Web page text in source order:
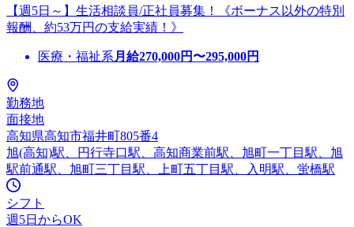
【週5日～】生活相談員/正社員募集！《ボーナス以外の特別
報酬、約53万円の支給実績！》
医療・福祉系 月給270,000円〜295,000円
勤務地
面接地
高知県高知市福井町805番4
旭(高知)駅、円行寺口駅、高知商業前駅、旭町一丁目駅、旭
駅前通駅、旭町三丁目駅、上町五丁目駅、入明駅、蛍橋駅
シフト
週5日からOK